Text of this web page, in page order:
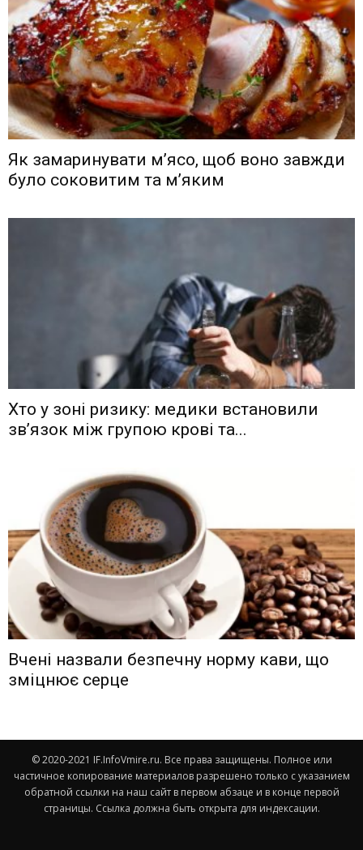
Як замаринувати м’ясо, щоб воно завжди
було соковитим та м’яким
Хто у зоні ризику: медики встановили
зв’язок між групою крові та...
Вчені назвали безпечну норму кави, що
зміцнює серце
© 2020-2021 IF.InfoVmire.ru. Все права защищены. Полное или
частичное копирование материалов разрешено только с указанием
обратной ссылки на наш сайт в первом абзаце и в конце первой
страницы. Ссылка должна быть открыта для индексации.